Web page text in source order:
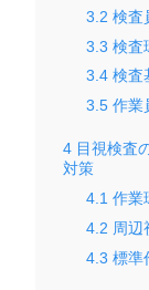
3.2 検査
3.3 検査
3.4 検査
3.5 作業
4 目視検査
対策
4.1 作業
4.2 周辺
4.3 標準